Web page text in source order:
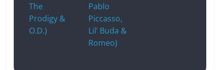
The
Prodigy &
O.D.)
Pablo
Piccasso,
Lil’ Buda &
Romeo)